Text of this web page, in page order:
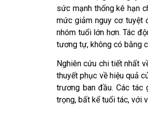
sức mạnh thống kê hạn
mức giảm nguy cơ tuyệt
nhóm tuổi lớn hơn. Tác
tương tự, không có bằng
Nghiên cứu chi tiết nhất
thuyết phục về hiệu quả
trương ban đầu. Các
trọng, bất kể tuổi tác, với